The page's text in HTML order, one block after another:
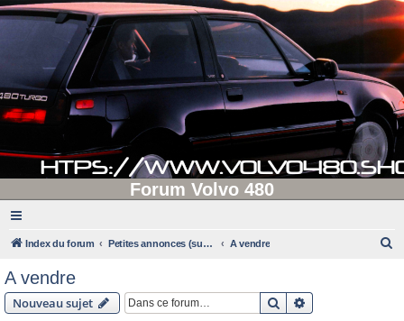
Forum Volvo 480
Index du forum Petites annonces (supprimées après 90 jours d'inactivité) A vendre
A vendre
Nouveau sujet Rechercher